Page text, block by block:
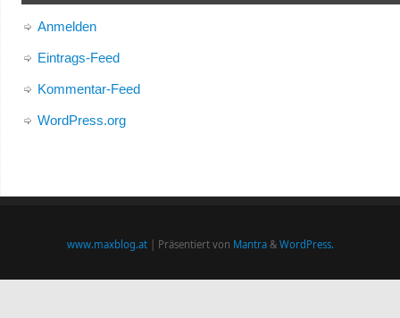
Anmelden
Eintrags-Feed
Kommentar-Feed
WordPress.org
www.maxblog.at| Präsentiert von Mantra& WordPress.